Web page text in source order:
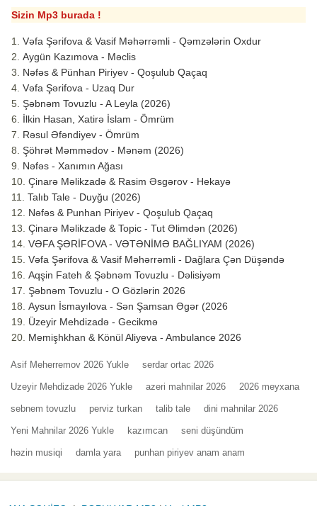
Sizin Mp3 burada !
Vəfa Şərifova & Vasif Məhərrəmli - Qəmzələrin Oxdur
Aygün Kazımova - Məclis
Nəfəs & Pünhan Piriyev - Qoşulub Qaçaq
Vəfa Şərifova - Uzaq Dur
Şəbnəm Tovuzlu - A Leyla (2026)
İlkin Hasan, Xatirə İslam - Ömrüm
Rəsul Əfəndiyev - Ömrüm
Şöhrət Məmmədov - Mənəm (2026)
Nəfəs - Xanımın Ağası
Çinarə Məlikzadə & Rasim Əsgərov - Hekayə
Talıb Tale - Duyğu (2026)
Nəfəs & Punhan Piriyev - Qoşulub Qaçaq
Çinarə Məlikzade & Topic - Tut Əlimdən (2026)
VƏFA ŞƏRİFOVA - VƏTƏNİMƏ BAĞLIYAM (2026)
Vəfa Şərifova & Vasif Məhərrəmli - Dağlara Çən Düşəndə
Aqşin Fateh & Şəbnəm Tovuzlu - Dəlisiyəm
Şəbnəm Tovuzlu - O Gözlərin 2026
Aysun İsmayılova - Sən Şamsan Əgər (2026
Üzeyir Mehdizadə - Gecikmə
Memişhkhan & Könül Aliyeva - Ambulance 2026
Asif Meherremov 2026 Yukle serdar ortac 2026
Uzeyir Mehdizade 2026 Yukle azeri mahnilar 2026 2026 meyxana
sebnem tovuzlu perviz turkan talib tale dini mahnilar 2026
Yeni Mahnilar 2026 Yukle kazımcan seni düşündüm
həzin musiqi damla yara punhan piriyev anam anam